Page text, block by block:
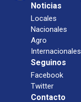
Noticias
Locales
Nacionales
Agro
Internacionales
Seguinos
Facebook
Twitter
Contacto